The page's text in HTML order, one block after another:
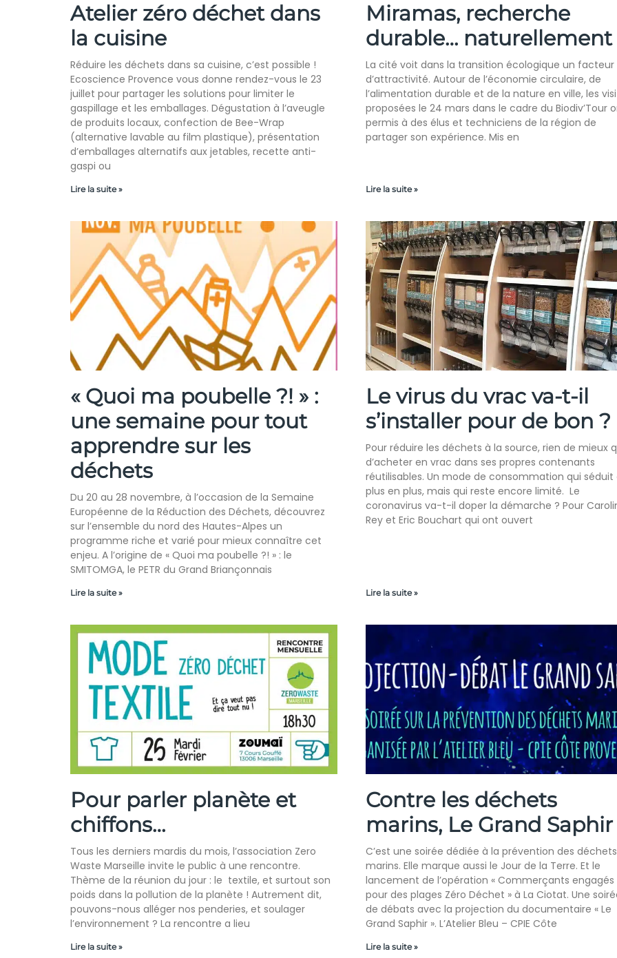
Atelier zéro déchet dans
la cuisine
Réduire les déchets dans sa cuisine, c’est possible !
Ecoscience Provence vous donne rendez-vous le 23
juillet pour partager les solutions pour limiter le
gaspillage et les emballages. Dégustation à l’aveugle
de produits locaux, confection de Bee-Wrap
(alternative lavable au film plastique), présentation
d’emballages alternatifs aux jetables, recette anti-
gaspi ou
Lire la suite »
Miramas, recherche
durable… naturellement
La cité voit dans la transition écologique un facteur
d’attractivité. Autour de l’économie circulaire, de
l’alimentation durable et de la nature en ville, les
proposées le 24 mars dans le cadre du Biodiv’Tour
permis à des élus et techniciens de la région de
partager son expérience. Mis en
Lire la suite »
« Quoi ma poubelle ?! » :
une semaine pour tout
apprendre sur les
déchets
Du 20 au 28 novembre, à l’occasion de la Semaine
Européenne de la Réduction des Déchets, découvrez
sur l’ensemble du nord des Hautes-Alpes un
programme riche et varié pour mieux connaître cet
enjeu. A l’origine de « Quoi ma poubelle ?! » : le
SMITOMGA, le PETR du Grand Briançonnais
Lire la suite »
Le virus du vrac va-t-il
s’installer pour de bon ?
Pour réduire les déchets à la source, rien de mieux
d’acheter en vrac dans ses propres contenants
réutilisables. Un mode de consommation qui séduit
plus en plus, mais qui reste encore limité. Le
coronavirus va-t-il doper la démarche ? Pour
Rey et Eric Bouchart qui ont ouvert
Lire la suite »
Pour parler planète et
chiffons…
Tous les derniers mardis du mois, l’association Zero
Waste Marseille invite le public à une rencontre.
Thème de la réunion du jour : le textile, et surtout son
poids dans la pollution de la planète ! Autrement dit,
pouvons-nous alléger nos penderies, et soulager
l’environnement ? La rencontre a lieu
Lire la suite »
Contre les déchets
marins, Le Grand Saphir
C’est une soirée dédiée à la prévention des déchets
marins. Elle marque aussi le Jour de la Terre. Et le
lancement de l’opération « Commerçants engagés
pour des plages Zéro Déchet » à La Ciotat. Une
de débats avec la projection du documentaire « Le
Grand Saphir ». L’Atelier Bleu – CPIE Côte
Lire la suite »